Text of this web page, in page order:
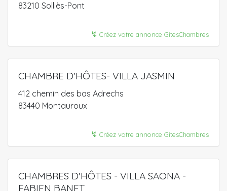
83210 Solliès-Pont
↯ Créez votre annonce GitesChambres
CHAMBRE D'HÔTES- VILLA JASMIN
412 chemin des bas Adrechs
83440 Montauroux
↯ Créez votre annonce GitesChambres
CHAMBRES D'HÔTES - VILLA SAONA -
FABIEN BANET